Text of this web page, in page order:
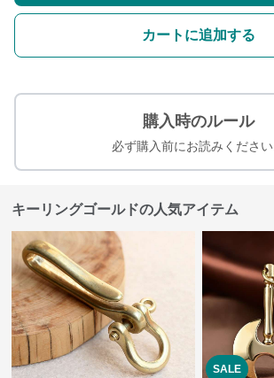
カートに追加する
購入時のルール
必ず購入前にお読みください
キーリングゴールドの人気アイテム
SALE